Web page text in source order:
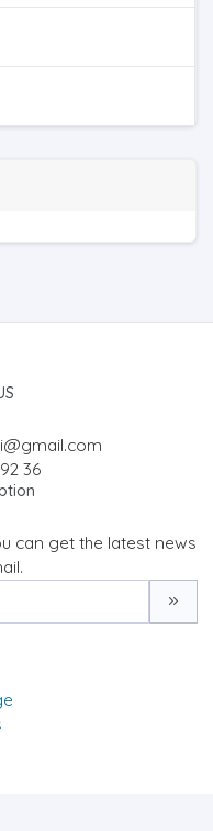
36
can get the latest news